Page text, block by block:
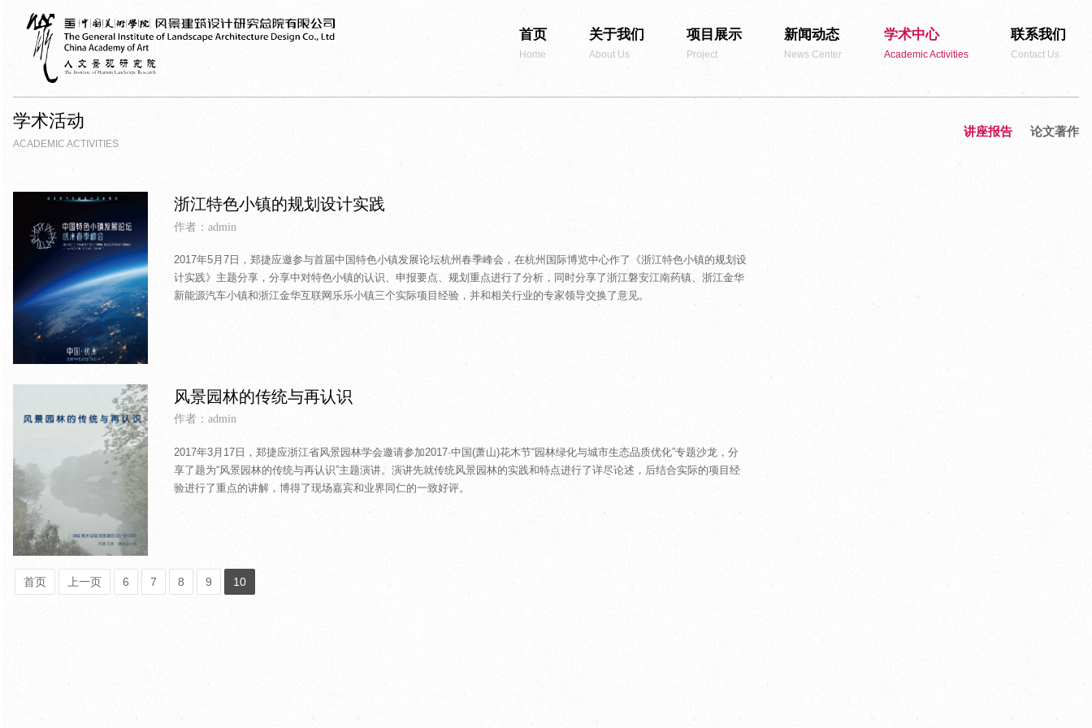
首页
Home
关于我们
About Us
项目展示
Project
新闻动态
News Center
学术中心
Academic Activities
联系我们
Contact Us
学术活动
ACADEMIC ACTIVITIES
讲座报告 论文著作
浙江特色小镇的规划设计实践
作者：admin
2017年5月7日，郑捷应邀参与首届中国特色小镇发展论坛杭州春季峰会，在杭州国际博览中心作了《浙江特色小镇的规划设
计实践》主题分享，分享中对特色小镇的认识、申报要点、规划重点进行了分析，同时分享了浙江磐安江南药镇、浙江金华
新能源汽车小镇和浙江金华互联网乐乐小镇三个实际项目经验，并和相关行业的专家领导交换了意见。
风景园林的传统与再认识
作者：admin
2017年3月17日，郑捷应浙江省风景园林学会邀请参加2017·中国(萧山)花木节“园林绿化与城市生态品质优化”专题沙龙，分
享了题为“风景园林的传统与再认识”主题演讲。演讲先就传统风景园林的实践和特点进行了详尽论述，后结合实际的项目经
验进行了重点的讲解，博得了现场嘉宾和业界同仁的一致好评。
首页 上一页 6 7 8 9 10